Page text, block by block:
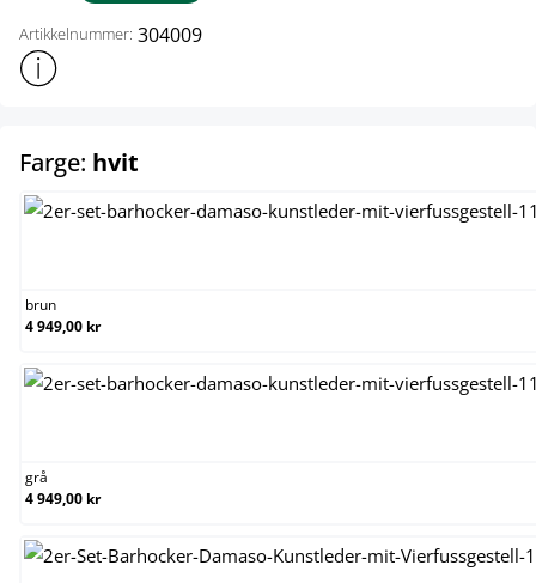
Artikkelnummer: 304009
Vis mer produktinformasjon
Farge: hvit
brun
4 949,00 kr
grå
4 949,00 kr